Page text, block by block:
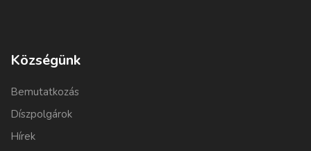
Községünk
Bemutatkozás
Díszpolgárok
Hírek